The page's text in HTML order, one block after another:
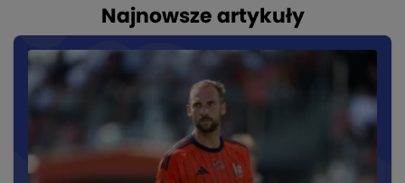
Najnowsze artykuły